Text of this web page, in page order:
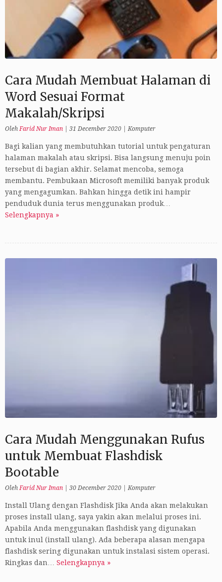
Cara Mudah Membuat Halaman di
Word Sesuai Format
Makalah/Skripsi
Oleh Farid Nur Iman 31 December 2020 Komputer
Bagi kalian yang membutuhkan tutorial untuk pengaturan
halaman makalah atau skripsi. Bisa langsung menuju poin
tersebut di bagian akhir. Selamat mencoba, semoga
membantu. Pembukaan Microsoft memiliki banyak produk
yang mengagumkan. Bahkan hingga detik ini hampir
penduduk dunia terus menggunakan produk…
Selengkapnya »
Cara Mudah Menggunakan Rufus
untuk Membuat Flashdisk
Bootable
OlehFarid Nur Iman 30 December 2020 |Komputer
Install Ulang dengan Flashdisk Jika Anda akan melakukan
proses install ulang, saya yakin akan melalui proses ini.
Apabila Anda menggunakan flashdisk yang digunakan
untuk inul (install ulang). Ada beberapa alasan mengapa
flashdisk sering digunakan untuk instalasi sistem operasi.
Ringkas dan… Selengkapnya »